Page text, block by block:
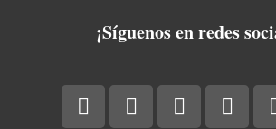
¡Síguenos en redes